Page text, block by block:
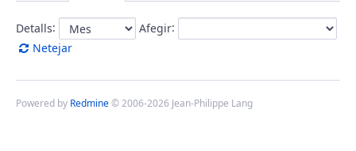
Detalls: Afegir:
Netejar
Powered by Redmine© 2006-2026 Jean-Philippe Lang